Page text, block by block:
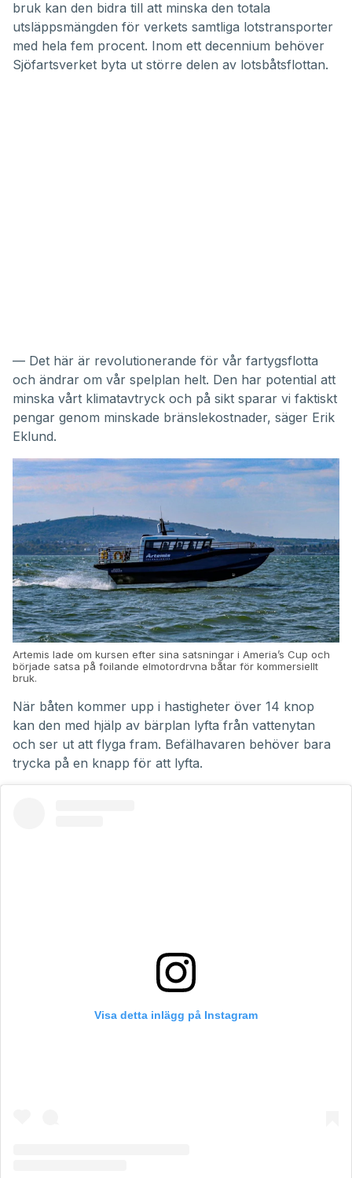
bruk kan den bidra till att minska den totala
utsläppsmängden för verkets samtliga lotstransporter
med hela fem procent. Inom ett decennium behöver
Sjöfartsverket byta ut större delen av lotsbåtsflottan.
— Det här är revolutionerande för vår fartygsflotta
och ändrar om vår spelplan helt. Den har potential att
minska vårt klimatavtryck och på sikt sparar vi faktiskt
pengar genom minskade bränslekostnader, säger Erik
Eklund.
Artemis lade om kursen efter sina satsningar i Ameria’s Cup och
började satsa på foilande elmotordrvna båtar för kommersiellt
bruk.
När båten kommer upp i hastigheter över 14 knop
kan den med hjälp av bärplan lyfta från vattenytan
och ser ut att flyga fram. Befälhavaren behöver bara
trycka på en knapp för att lyfta.
Visa detta inlägg på Instagram